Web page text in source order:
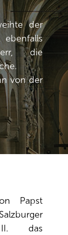
der
ebenfalls
die
von der
Papst
II. das